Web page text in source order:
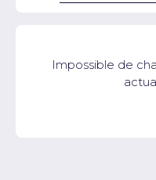
Impossible de